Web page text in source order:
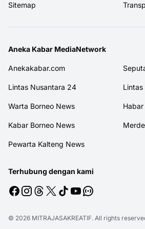
Sitemap
Aneka Kabar MediaNetwork
Anekakabar.com
Lintas Nusantara 24
Warta Borneo News
Kabar Borneo News
Pewarta Kalteng News
Terhubung dengan kami
© 2026 MITRAJASAKREATIF. All rights